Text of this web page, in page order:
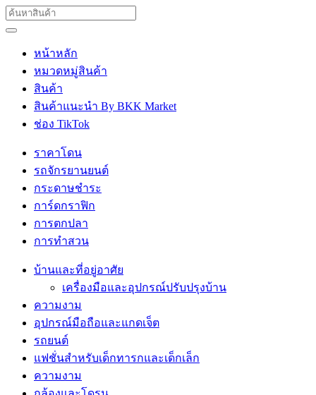
หน้าหลัก
หมวดหมู่สินค้า
สินค้า
สินค้าแนะนำ By BKK Market
ช่อง TikTok
ราคาโดน
รถจักรยานยนต์
กระดาษชำระ
การ์ดกราฟิก
การตกปลา
การทำสวน
บ้านและที่อยู่อาศัย
เครื่องมือและอุปกรณ์ปรับปรุงบ้าน
ความงาม
อุปกรณ์มือถือและแกดเจ็ต
รถยนต์
แฟชั่นสำหรับเด็กทารกและเด็กเล็ก
ความงาม